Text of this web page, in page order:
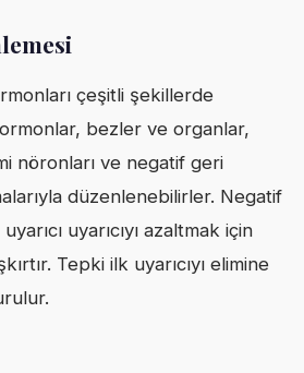
çeşitli şekillerde
bezler ve organlar,
nöronları ve negatif geri
düzenlenebilirler. Negatif
uyarıcıyı azaltmak için
Tepki ilk uyarıcıyı elimine